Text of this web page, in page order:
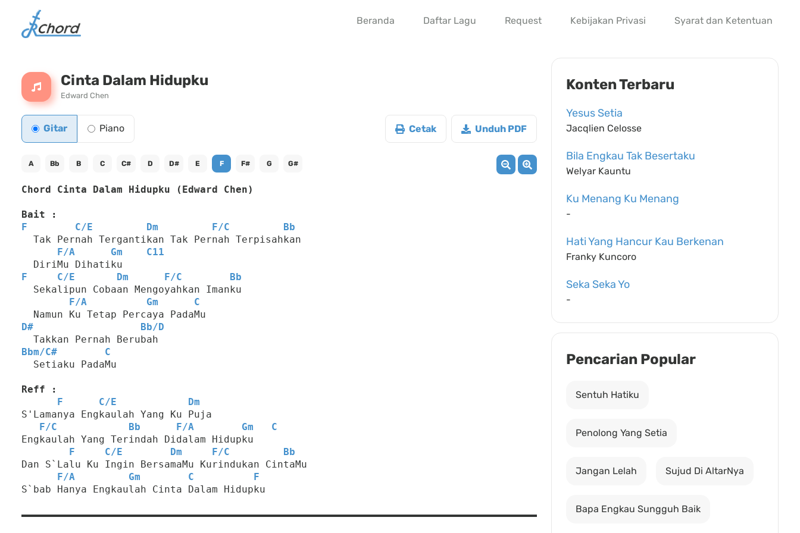
Beranda Daftar Lagu Request Kebijakan Privasi Syarat dan Ketentuan
Cinta Dalam Hidupku
Edward Chen
Gitar Piano Cetak Unduh PDF
A Bb B C C# D D# E F F# G G#
Chord Cinta Dalam Hidupku (Edward Chen)
Bait :
F
C/ E Dm F/C
Bb
  Tak Pernah Tergantikan Tak Pernah Terpisahkan
F/A Gm
C11
  DiriMu Dihatiku
F
C/ E Dm F/C
Bb
  Sekalipun Cobaan Mengoyahkan Imanku
F/A Gm
C
  Namun Ku Tetap Percaya PadaMu
D#
Bb/ D
  Takkan Pernah Berubah
Bbm/C#
C
  Setiaku PadaMu
Reff :
F
C/ E
Dm
S'Lamanya Engkaulah Yang Ku Puja
F/C Bb F/A Gm
C
Engkaulah Yang Terindah Didalam Hidupku
F
C/ E Dm F/C
Bb
Dan S`Lalu Ku Ingin BersamaMu Kurindukan CintaMu
F/A Gm C
F
S`bab Hanya Engkaulah Cinta Dalam Hidupku
Konten Terbaru
Yesus Setia
Jacqlien Celosse
Bila Engkau Tak Besertaku
Welyar Kauntu
Ku Menang Ku Menang
-
Hati Yang Hancur Kau Berkenan
Franky Kuncoro
Seka Seka Yo
-
Pencarian Popular
Sentuh Hatiku
Penolong Yang Setia
Jangan Lelah Sujud Di AltarNya
Bapa Engkau Sungguh Baik